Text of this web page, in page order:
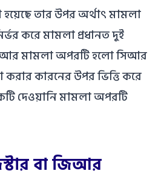
তার উপর অর্থাৎ মামলা
করে মামলা প্রধানত দুই
মামলা অপরটি হলো সিআর
কারনের উপর ভিত্তি করে
দেওয়ানি মামলা অপরটি
বা জিআর